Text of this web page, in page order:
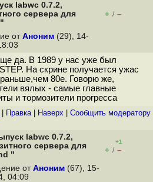
labwc 0.7.2,
сервера для
+ / –
от Аноним (29), 14-
да. В 1989 у нас уже был
На скрине получается ужас
80е. Говорю же,
вялых - самые главные
и тормозители прогресса
Правка| Наверх Cообщить модератору
labwc 0.7.2,
сервера для
"
+1
+ / –
от Аноним (67), 15-
04:09